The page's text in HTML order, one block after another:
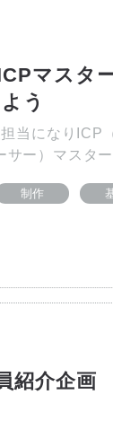
マスタ
う
当になりICP
サー）マスタ
制作
紹介企画